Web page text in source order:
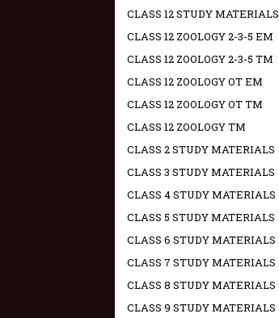
CLASS 12 STUDY MATERIALS
CLASS 12 ZOOLOGY 2-3-5 EM
CLASS 12 ZOOLOGY 2-3-5 TM
CLASS 12 ZOOLOGY OT EM
CLASS 12 ZOOLOGY OT TM
CLASS 12 ZOOLOGY TM
CLASS 2 STUDY MATERIALS
CLASS 3 STUDY MATERIALS
CLASS 4 STUDY MATERIALS
CLASS 5 STUDY MATERIALS
CLASS 6 STUDY MATERIALS
CLASS 7 STUDY MATERIALS
CLASS 8 STUDY MATERIALS
CLASS 9 STUDY MATERIALS